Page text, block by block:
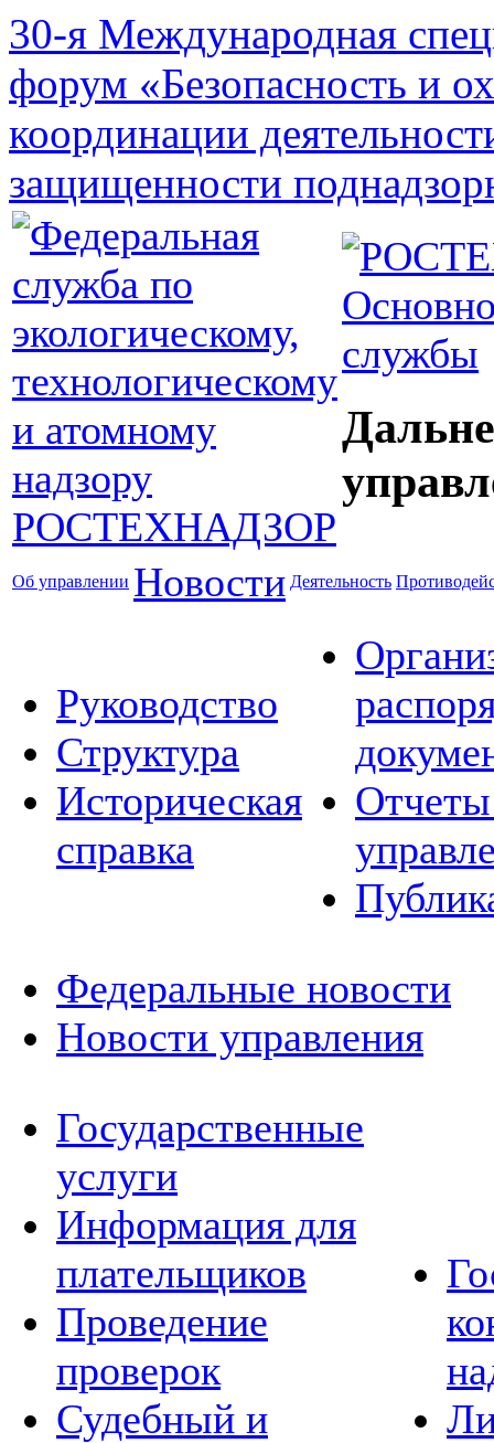
30-я Международная
форум «Безопасность и
координации
защищенности
службы
Об управлении Новости Деятельность
Руководство
Структура
Историческая
справка
Отчеты
Федеральные новости
Новости управления
Государственные
услуги
Информация для
плательщиков
Проведение
проверок
Судебный и